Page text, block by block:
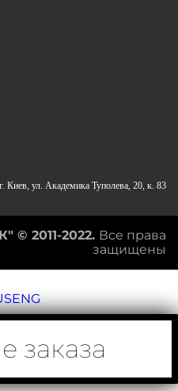
Киев, ул. Академика Туполева, 20, к. 83
© 2011-2022. Все права
защищены
ENG
заказа